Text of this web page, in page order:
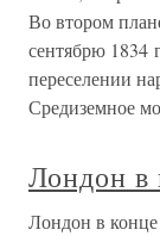
Во втором
сентябрю 1834
переселении
Средиземное
Лондон в
Лондон в